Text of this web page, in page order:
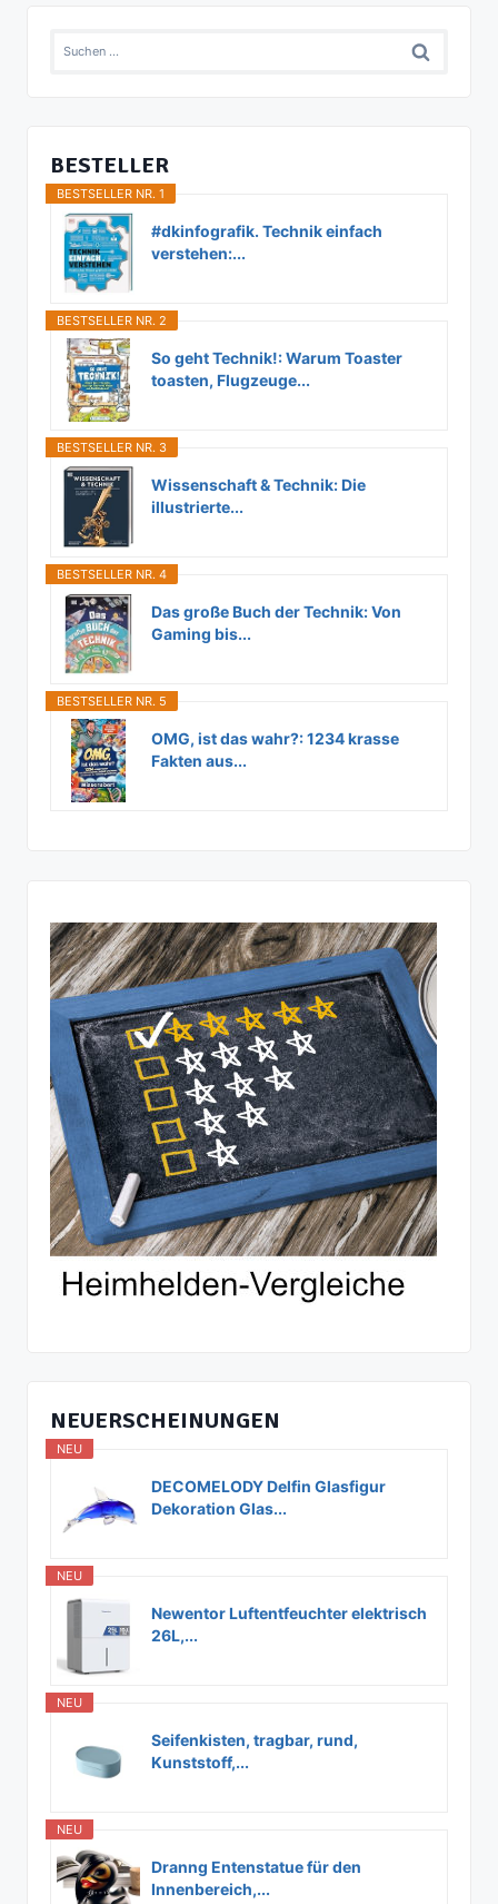
Suchen
BESTELLER
BESTSELLER NR. 1
#dkinfografik. Technik einfach
verstehen:...
BESTSELLER NR. 2
So geht Technik!: Warum Toaster
toasten, Flugzeuge...
BESTSELLER NR. 3
Wissenschaft & Technik: Die
illustrierte...
BESTSELLER NR. 4
Das große Buch der Technik: Von
Gaming bis...
BESTSELLER NR. 5
OMG, ist das wahr?: 1234 krasse
Fakten aus...
NEUERSCHEINUNGEN
NEU
DECOMELODY Delfin Glasfigur
Dekoration Glas...
NEU
Newentor Luftentfeuchter elektrisch
26L,...
NEU
Seifenkisten, tragbar, rund,
Kunststoff,...
NEU
Dranng Entenstatue für den
Innenbereich,...